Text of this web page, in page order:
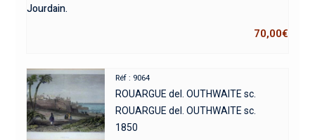
Jourdain.
70,00€
Réf : 9064
ROUARGUE del. OUTHWAITE sc.
ROUARGUE del. OUTHWAITE sc.
1850